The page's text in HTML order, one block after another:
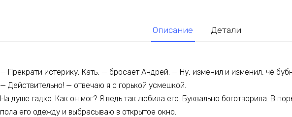
Описание Детали
— Прекрати истерику, Кать, — бросает Андрей. — Ну, изменил и изменил, чё
— Действительно! — отвечаю я с горькой усмешкой.
На душе гадко. Как он мог? Я ведь так любила его. Буквально боготворила. В
пола его одежду и выбрасываю в открытое окно.